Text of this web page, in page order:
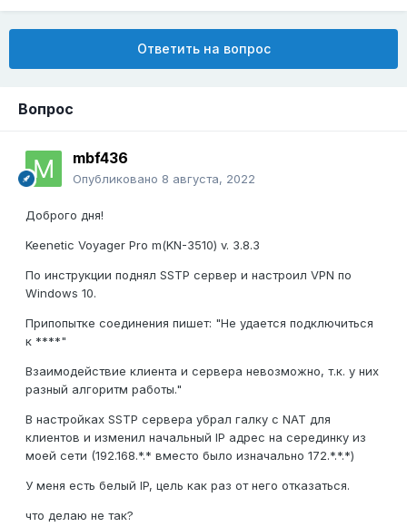
Ответить на вопрос
Вопрос
mbf436
Опубликовано 8 августа, 2022
Доброго дня!
Keenetic Voyager Pro m(KN-3510) v. 3.8.3
По инструкции поднял SSTP сервер и настроил VPN по
Windows 10.
Припопытке соединения пишет: "Не удается подключиться
к ****"
Взаимодействие клиента и сервера невозможно, т.к. у них
разный алгоритм работы."
В настройках SSTP сервера убрал галку с NAT для
клиентов и изменил начальный IP адрес на серединку из
моей сети (192.168.*.* вместо было изначально 172.*.*.*)
У меня есть белый IP, цель как раз от него отказаться.
что делаю не так?